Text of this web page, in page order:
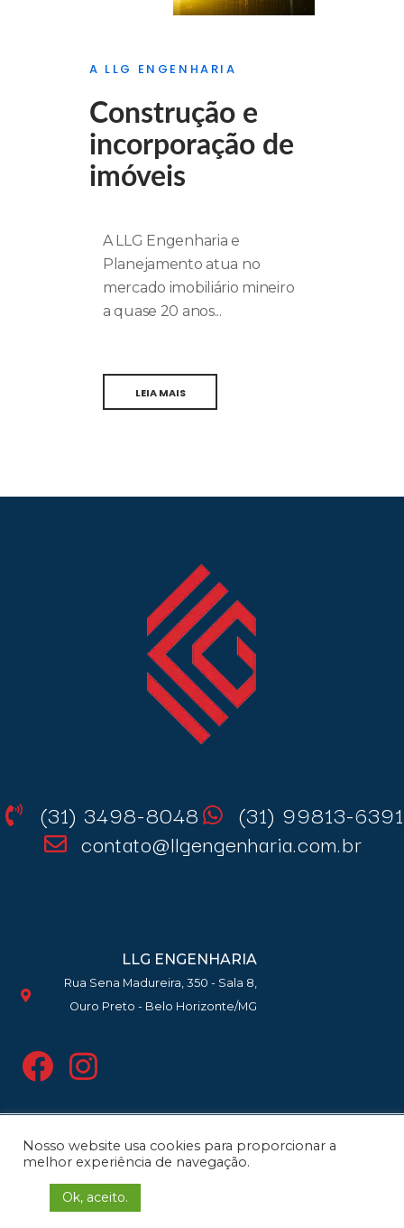
A LLG ENGENHARIA
Construção e
incorporação de
imóveis
A LLG Engenharia e
Planejamento atua no
mercado imobiliário mineiro
a quase 20 anos...
LEIA MAIS
(31) 3498-8048
(31) 99813-6391
contato@llgengenharia.com.br
LLG ENGENHARIA
Rua Sena Madureira, 350 - Sala 8,
Ouro Preto - Belo Horizonte/MG
Copyright 2021 | LLG Engenharia e
direitos reservados
Nosso website usa cookies para proporcionar a
melhor experiência de navegação.
Ok, aceito.